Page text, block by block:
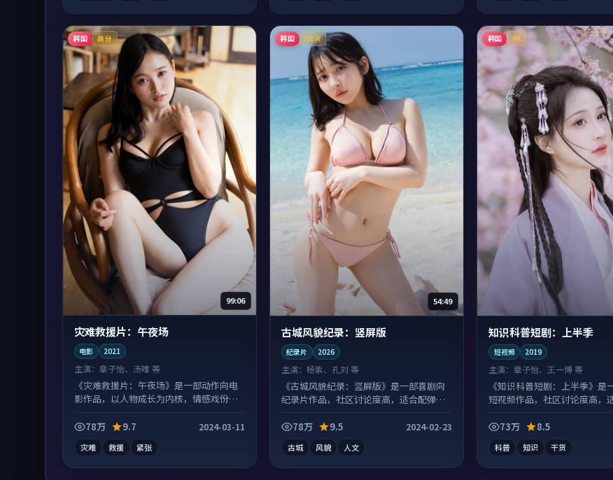
韩国 高分
99:06
灾难救援片：午夜场
电影 2021
主演： 章子怡、汤唯 等
《灾难救援片：午夜场》是一部动作向电
影作品，以人物成长为内核，情感戏份扎
78万
9.7 2024-03-11
灾难 救援 紧张
韩国 HDR
54:49
古城风貌纪录：竖屏版
纪录片 2026
主演：杨紫、孔刘 等
《古城风貌纪录：竖屏版》是一部喜剧向
纪录片作品，社区讨论度高，适合配弹幕
78万
9.5 2024-02-23
古城 风貌 人文
韩国 4K
知识科普短剧：上半季
短视频 2019
主演：章子怡、王一博 等
《知识科普短剧：上半季》是
短视频作品，社区讨论度高，
73万
8.5
科普 知识 干货